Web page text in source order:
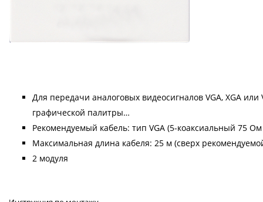
Для передачи аналоговых видеосигналов VGA, XGA
графической палитры…
Рекомендуемый кабель: тип VGA (5-коаксиальный 75
Максимальная длина кабеля: 25 м (сверх
2 модуля